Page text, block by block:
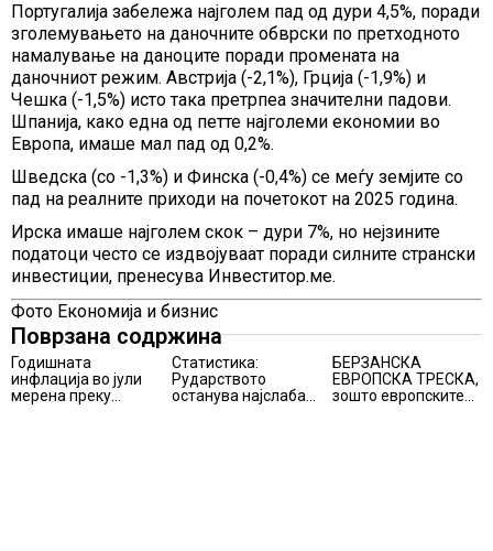
Португалија забележа најголем пад од дури 4,5%, поради
зголемувањето на даночните обврски по претходното
намалување на даноците поради промената на
даночниот режим. Австрија (-2,1%), Грција (-1,9%) и
Чешка (-1,5%) исто така претрпеа значителни падови.
Шпанија, како една од петте најголеми економии во
Европа, имаше мал пад од 0,2%.
Шведска (со -1,3%) и Финска (-0,4%) се меѓу земјите со
пад на реалните приходи на почетокот на 2025 година.
Ирска имаше најголем скок – дури 7%, но нејзините
податоци често се издвојуваат поради силните странски
инвестиции, пренесува Инвеститор.ме.
Фото Економија и бизнис
Поврзана содржина
Годишната
инфлација во јули
мерена преку
Статистика:
Рударството
останува најслаба
БЕРЗАНСКА
ЕВРОПСКА ТРЕСКА,
зошто европските